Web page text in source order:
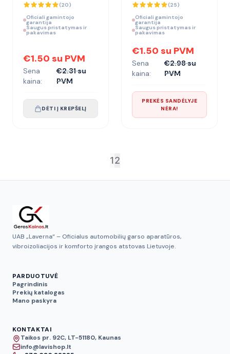
(20)
Oficiali gamintojo
garantija
Saugus pristatymas ir
pakavimas
€1.50 su PVM
Sena
kaina:
€2.31 su
PVM
DĖTI Į KREPŠELĮ
(25)
Oficiali gamintojo
garantija
Saugus pristatymas ir
pakavimas
€1.50 su PVM
Sena
kaina:
€2.98 su
PVM
PREKĖS SANDĖLYJE
NĖRA!
12
UAB „Laverna“ – Oficialus automobilių garso aparatūros,
vibroizoliacijos ir komforto įrangos atstovas Lietuvoje.
PARDUOTUVĖ
Pagrindinis
Prekių katalogas
Mano paskyra
KONTAKTAI
Taikos pr. 92C, LT-51180, Kaunas
info@lavishop.lt